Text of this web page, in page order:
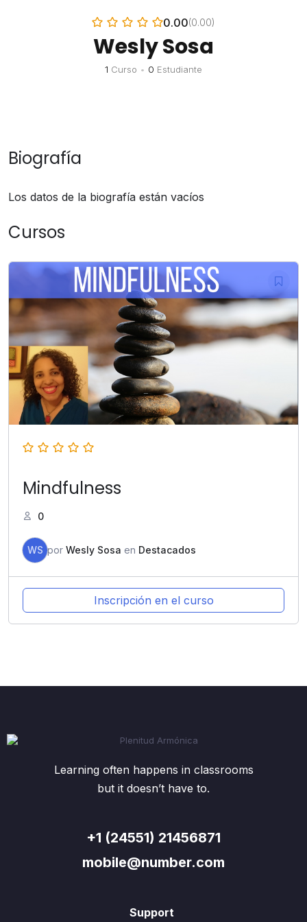
0.00(0.00)
Wesly Sosa
1 Curso • 0 Estudiante
Biografía
Los datos de la biografía están vacíos
Cursos
Mindfulness
0
WS por Wesly Sosa en Destacados
Inscripción en el curso
Learning often happens in classrooms
but it doesn’t have to.
+1 (24551) 21456871
mobile@number.com
Support